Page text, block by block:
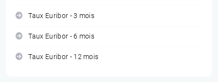
Taux Euribor - 3 mois
Taux Euribor - 6 mois
Taux Euribor - 12 mois